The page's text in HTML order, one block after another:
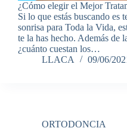
¿Cómo elegir el Mejor
Si lo que estás buscando es
sonrisa para Toda la Vida,
te la has hecho. Además de
¿cuánto cuestan los…
LLACA
09/06/
ORTODONCIA